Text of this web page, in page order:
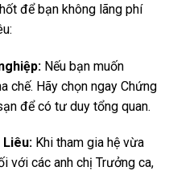
để bạn không lãng phí
Nếu bạn muốn
chế. Hãy chọn ngay Chứng
để có tư duy tổng quan.
Liêu:Khi tham gia hệ vừa
với các anh chị Trưởng ca,